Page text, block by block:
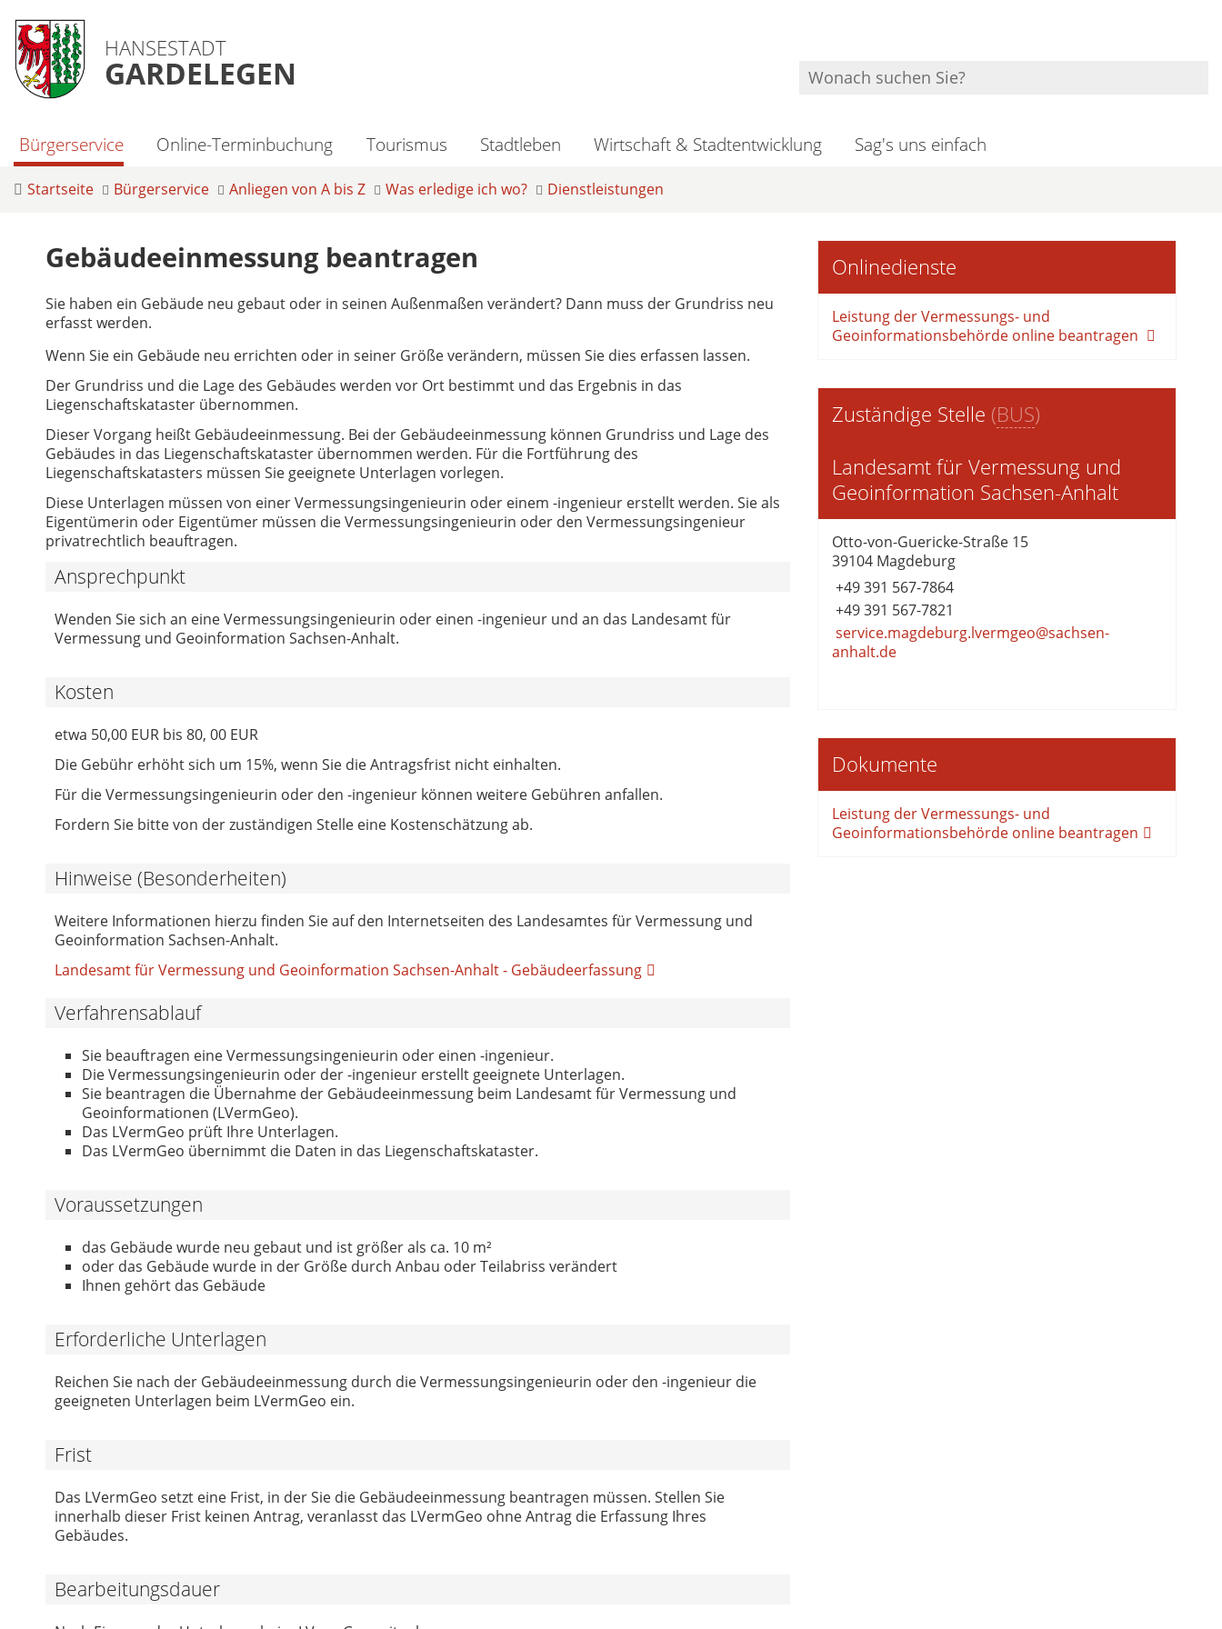
HANSESTADT
GARDELEGEN
Bürgerservice Online-Terminbuchung Tourismus Stadtleben Wirtschaft & Stadtentwicklung Sag's uns einfach
Startseite Bürgerservice Anliegen von A bis Z Was erledige ich wo? Dienstleistungen
Gebäudeeinmessung beantragen
Sie haben ein Gebäude neu gebaut oder in seinen Außenmaßen verändert? Dann muss der Grundriss neu
erfasst werden.
Wenn Sie ein Gebäude neu errichten oder in seiner Größe verändern, müssen Sie dies erfassen lassen.
Der Grundriss und die Lage des Gebäudes werden vor Ort bestimmt und das Ergebnis in das
Liegenschaftskataster übernommen.
Dieser Vorgang heißt Gebäudeeinmessung. Bei der Gebäudeeinmessung können Grundriss und Lage des
Gebäudes in das Liegenschaftskataster übernommen werden. Für die Fortführung des
Liegenschaftskatasters müssen Sie geeignete Unterlagen vorlegen.
Diese Unterlagen müssen von einer Vermessungsingenieurin oder einem -ingenieur erstellt werden. Sie als
Eigentümerin oder Eigentümer müssen die Vermessungsingenieurin oder den Vermessungsingenieur
privatrechtlich beauftragen.
Ansprechpunkt
Wenden Sie sich an eine Vermessungsingenieurin oder einen -ingenieur und an das Landesamt für
Vermessung und Geoinformation Sachsen-Anhalt.
Kosten
etwa 50,00 EUR bis 80, 00 EUR
Die Gebühr erhöht sich um 15%, wenn Sie die Antragsfrist nicht einhalten.
Für die Vermessungsingenieurin oder den -ingenieur können weitere Gebühren anfallen.
Fordern Sie bitte von der zuständigen Stelle eine Kostenschätzung ab.
Hinweise (Besonderheiten)
Weitere Informationen hierzu finden Sie auf den Internetseiten des Landesamtes für Vermessung und
Geoinformation Sachsen-Anhalt.
Landesamt für Vermessung und Geoinformation Sachsen-Anhalt - Gebäudeerfassung
Verfahrensablauf
Sie beauftragen eine Vermessungsingenieurin oder einen -ingenieur.
Die Vermessungsingenieurin oder der -ingenieur erstellt geeignete Unterlagen.
Sie beantragen die Übernahme der Gebäudeeinmessung beim Landesamt für Vermessung und
Geoinformationen (LVermGeo).
Das LVermGeo prüft Ihre Unterlagen.
Das LVermGeo übernimmt die Daten in das Liegenschaftskataster.
Voraussetzungen
das Gebäude wurde neu gebaut und ist größer als ca. 10 m²
oder das Gebäude wurde in der Größe durch Anbau oder Teilabriss verändert
Ihnen gehört das Gebäude
Erforderliche Unterlagen
Reichen Sie nach der Gebäudeeinmessung durch die Vermessungsingenieurin oder den -ingenieur die
geeigneten Unterlagen beim LVermGeo ein.
Frist
Das LVermGeo setzt eine Frist, in der Sie die Gebäudeeinmessung beantragen müssen. Stellen Sie
innerhalb dieser Frist keinen Antrag, veranlasst das LVermGeo ohne Antrag die Erfassung Ihres
Gebäudes.
Bearbeitungsdauer
Onlinedienste
Leistung der Vermessungs- und
Geoinformationsbehörde online beantragen
Zuständige Stelle (BUS)
Landesamt für Vermessung und
Geoinformation Sachsen-Anhalt
Otto-von-Guericke-Straße 15
39104 Magdeburg
+49 391 567-7864
+49 391 567-7821
service.magdeburg.lvermgeo@sachsen-
anhalt.de
Dokumente
Leistung der Vermessungs- und
Geoinformationsbehörde online beantragen